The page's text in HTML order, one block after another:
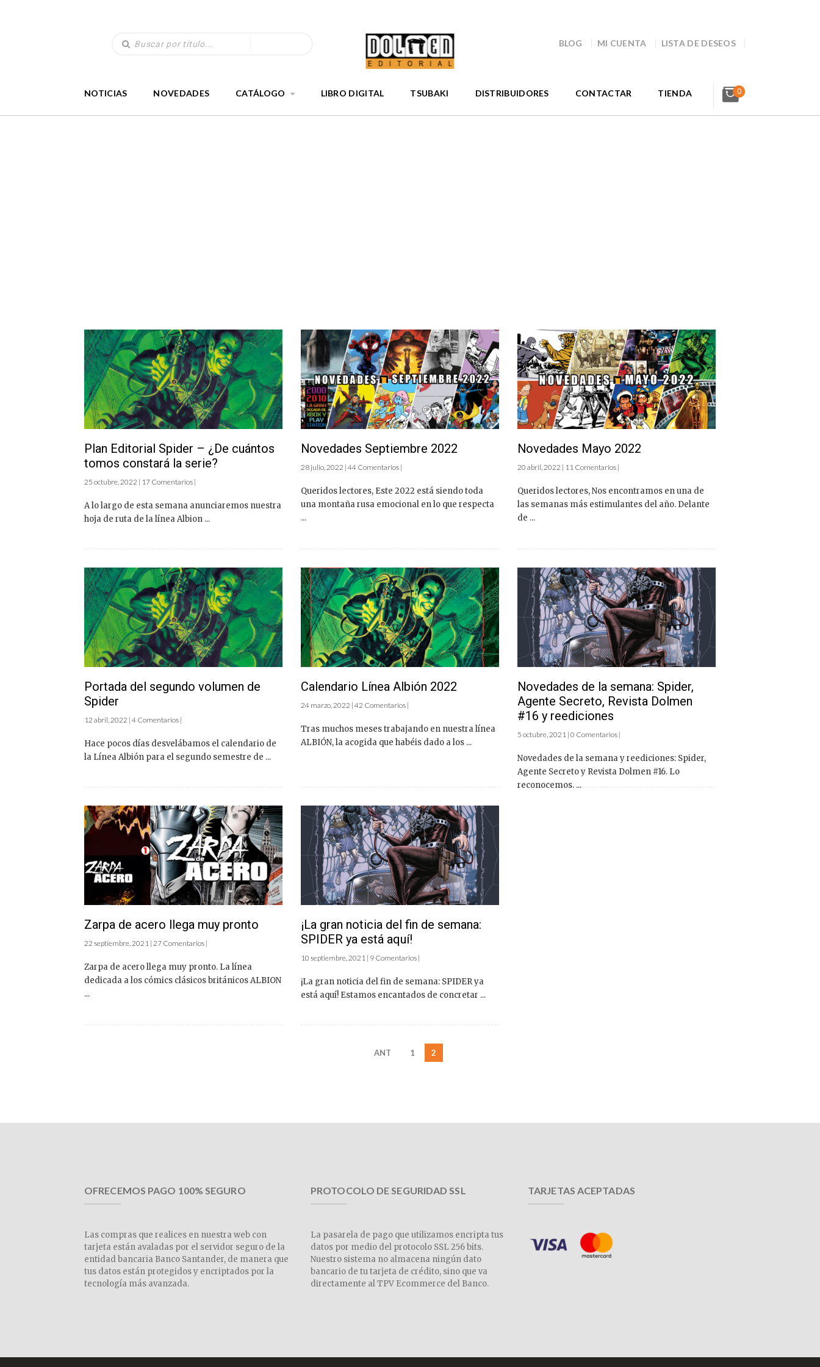
BLOG MI CUENTA LISTA DE DESEOS
NOTICIAS NOVEDADES CATÁLOGO LIBRO DIGITAL TSUBAKI DISTRIBUIDORES CONTACTAR TIENDA 0
Plan Editorial Spider – ¿De cuántos
tomos constará la serie?
25 octubre, 2022 | 17 Comentarios |
A lo largo de esta semana anunciaremos nuestra
hoja de ruta de la línea Albion ...
Novedades Septiembre 2022
28 julio, 2022 | 44 Comentarios |
Queridos lectores, Este 2022 está siendo toda
una montaña rusa emocional en lo que respecta
...
Novedades Mayo 2022
20 abril, 2022 | 11 Comentarios |
Queridos lectores, Nos encontramos en una de
las semanas más estimulantes del año. Delante
de ...
Portada del segundo volumen de
Spider
12 abril, 2022 | 4 Comentarios |
Hace pocos días desvelábamos el calendario de
la Línea Albión para el segundo semestre de ...
Calendario Línea Albión 2022
24 marzo, 2022 | 42 Comentarios |
Tras muchos meses trabajando en nuestra línea
ALBIÓN, la acogida que habéis dado a los ...
Novedades de la semana: Spider,
Agente Secreto, Revista Dolmen
#16 y reediciones
5 octubre, 2021 | 0 Comentarios |
Novedades de la semana y reediciones: Spider,
Agente Secreto y Revista Dolmen #16. Lo
reconocemos. ...
Zarpa de acero llega muy pronto
22 septiembre, 2021 | 27 Comentarios |
Zarpa de acero llega muy pronto. La línea
dedicada a los cómics clásicos británicos ALBION
...
¡La gran noticia del fin de semana:
SPIDER ya está aquí!
10 septiembre, 2021 | 9 Comentarios |
¡La gran noticia del fin de semana: SPIDER ya
está aquí! Estamos encantados de concretar ...
ANT 1 2
OFRECEMOS PAGO 100% SEGURO
Las compras que realices en nuestra web con
tarjeta están avaladas por el servidor seguro de la
entidad bancaria Banco Santander, de manera que
tus datos están protegidos y encriptados por la
tecnología más avanzada.
PROTOCOLO DE SEGURIDAD SSL
La pasarela de pago que utilizamos encripta tus
datos por medio del protocolo SSL 256 bits.
Nuestro sistema no almacena ningún dato
bancario de tu tarjeta de crédito, sino que va
directamente al TPV Ecommerce del Banco.
TARJETAS ACEPTADAS